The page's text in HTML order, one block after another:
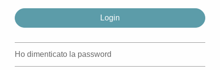
Ho dimenticato la password